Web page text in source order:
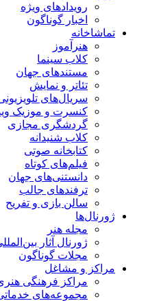
رویدادهای ویژه
اخبار گوناگون
تماشاخانه
هنرآموز
کلاب سینما
مستندهای جهان
تئاتر و نمایش
سریال‌های
کنسرت و موزیک
گردشگری مجازی
کلاب شنیدانه
کتابخانه صوتی
فیلم‌های کوتاه
دانستنی‌های جهان
ترفندهای جالب
سالن بازی و تفریح
ژورنال‌ها
مجله هنر
ژورنال آثار
مجلات گوناگون
مراکز و مشاغل
مراکز فرهنگی
مجموعه‌های